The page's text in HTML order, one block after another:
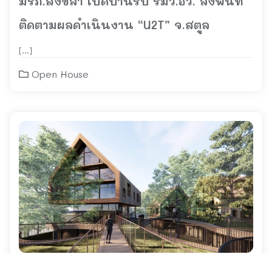
ติดตามผลดำเนินงาน “U2T” จ.สตูล
[…]
Open House